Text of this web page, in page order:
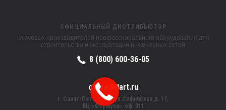
ОФИЦИАЛЬНЫЙ ДИСТРИБЬЮТОР
ключевых производителей профессионального оборудования для
строительства и эксплуатации инженерных сетей
8 (800) 600-36-05
office@ilart.ru
г. Санкт-Петербург, ул.Софийская д. 17,
БЦ «Формула». оф. 311